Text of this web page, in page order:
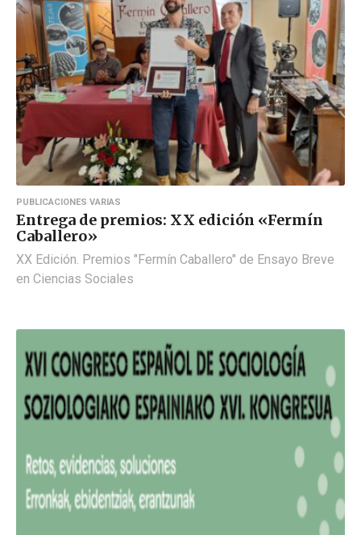
PUBLICACIONES VARIAS
Entrega de premios: XX edición «Fermín
Caballero»
XX Edición. Premios "Fermín Caballero" de Ensayo Breve
en Ciencias Sociales